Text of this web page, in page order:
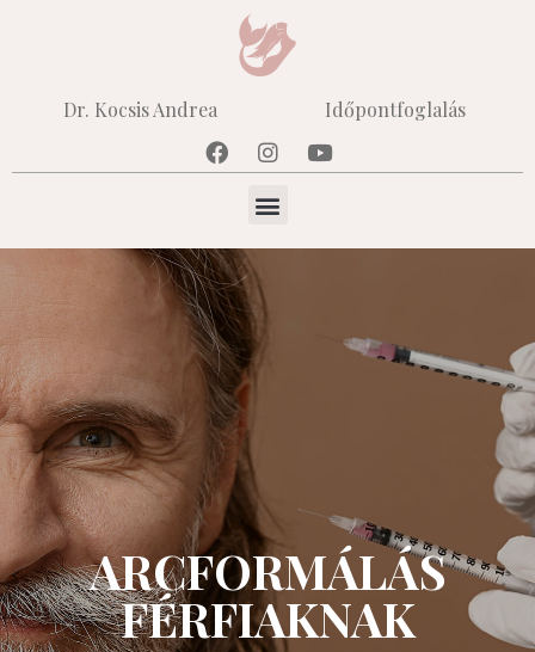
Dr. Kocsis Andrea Időpontfoglalás
ARCFORMÁLÁS
FÉRFIAKNAK